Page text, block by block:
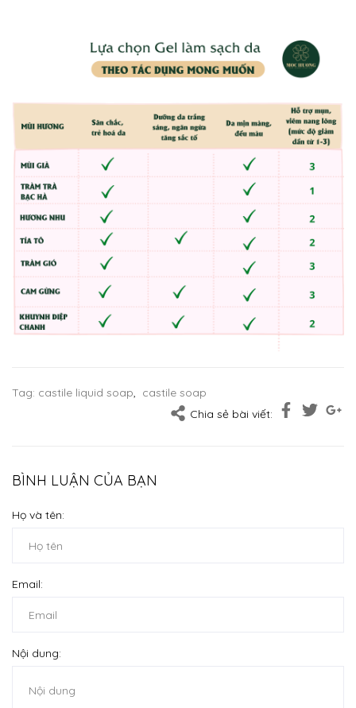
Tag: castile liquid soap, castile soap
Chia sẻ bài viết:
BÌNH LUẬN CỦA BẠN
Họ và tên:
Email:
Nội dung: